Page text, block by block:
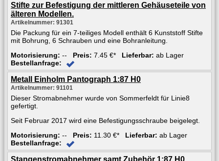
Stifte zur Befestigung der mittleren Gehäuseteile von
älteren Modellen.
Artikelnummer: 91301
Die Packung für ein 7-teiliges Modell enthält 6 Kunststoff Stifte
mit Bohrung, 6 Schrauben und eine Bohranleitung.
Motorisierung: -- Preis: 7.45 €* Lieferbar: ab Lager
Bestellanfrage:
Metall Einholm Pantograph 1:87 H0
Artikelnummer: 91101
Dieser Stromabnehmer wurde von Sommerfeldt für Linie8
gefertigt.
Seit Februar 2017 wird eine Befestigungsschraube beigelegt.
Motorisierung: -- Preis: 11.30 €* Lieferbar: ab Lager
Bestellanfrage:
Stangenstromabnehmer samt Zubehör 1:87 H0